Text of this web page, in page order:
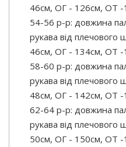
46см, ОГ - 126см, ОТ -
54-56 р-р: довжина
рукава від плечового
46см, ОГ - 134см, ОТ -
58-60 р-р: довжина
рукава від плечового
48см, ОГ - 142см, ОТ -
62-64 р-р: довжина
рукава від плечового
50см, ОГ - 150см, ОТ -